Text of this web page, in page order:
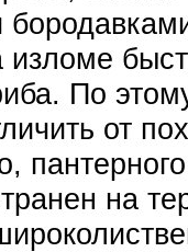
изломе
По
от
на